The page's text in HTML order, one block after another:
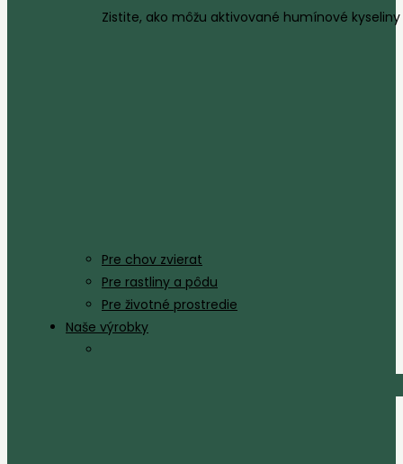
Zistite, ako môžu aktivované humínové
Pre chov zvierat
Pre rastliny a pôdu
Pre životné prostredie
Naše výrobky